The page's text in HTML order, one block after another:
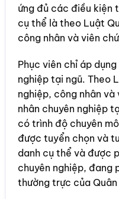
ứng đủ các điều kiện
cụ thể là theo Luật
công nhân và viên
Phục viên chỉ áp
nghiệp tại ngũ. Theo
nghiệp, công nhân
nhân chuyên nghiệp
có trình độ chuyên
được tuyển chọn và
danh cụ thể và được
chuyên nghiệp, đang
thường trực của